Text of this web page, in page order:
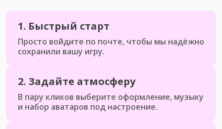
1. Быстрый старт
Просто войдите по почте, чтобы мы надёжно
сохранили вашу игру.
2. Задайте атмосферу
В пару кликов выберите оформление, музыку
и набор аватаров под настроение.